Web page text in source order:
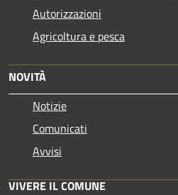
Autorizzazioni
Agricoltura e pesca
NOVITÀ
Notizie
Comunicati
Avvisi
VIVERE IL COMUNE